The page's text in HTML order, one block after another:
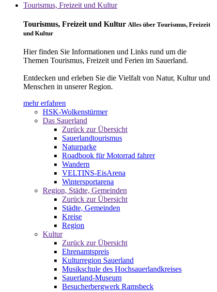
Tourismus, Freizeit und Kultur
Tourismus, Freizeit und Kultur Alles über Tourismus, Freizeit
und Kultur
Hier finden Sie Informationen und Links rund um die
Themen Tourismus, Freizeit und Ferien im Sauerland.
Entdecken und erleben Sie die Vielfalt von Natur, Kultur und
Menschen in unserer Region.
mehr erfahren
HSK-Wolkenstürmer
Das Sauerland
Zurück zur Übersicht
Sauerlandtourismus
Naturparke
Roadbook für Motorrad fahrer
Wandern
VELTINS-EisArena
Wintersportarena
Region, Städte, Gemeinden
Zurück zur Übersicht
Städte, Gemeinden
Kreise
Region
Kultur
Zurück zur Übersicht
Ehrenamtspreis
Kulturregion Sauerland
Musikschule des Hochsauerlandkreises
Sauerland-Museum
Besucherbergwerk Ramsbeck